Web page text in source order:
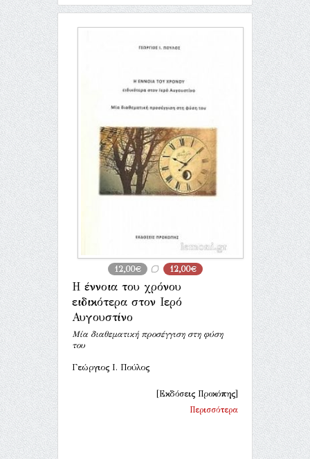
12,00€ 12,00€
Η έννοια του χρόνου
ειδικότερα στον Ιερό
Αυγουστίνο
Μία διαθεματική προσέγγιση στη φύση
του
Γεώργιος Ι. Πούλος
[Εκδόσεις Προκόπης]
Περισσότερα